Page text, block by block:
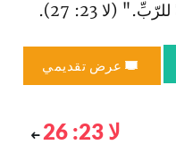
(لا 23: 27).
عرض تقديمي
لا 23: 26